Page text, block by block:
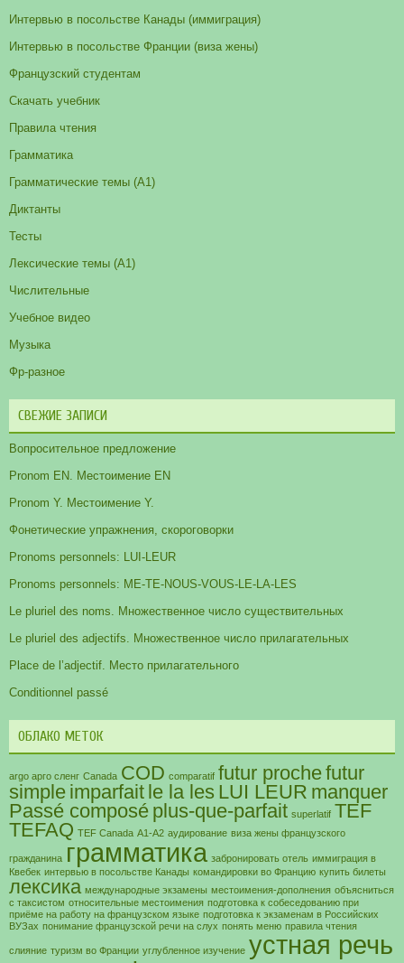
Интервью в посольстве Канады (иммиграция)
Интервью в посольстве Франции (виза жены)
Французский студентам
Скачать учебник
Правила чтения
Грамматика
Грамматические темы (A1)
Диктанты
Тесты
Лексические темы (А1)
Числительные
Учебное видео
Музыка
Фр-разное
СВЕЖИЕ ЗАПИСИ
Вопросительное предложение
Pronom EN. Местоимение EN
Pronom Y. Местоимение Y.
Фонетические упражнения, скороговорки
Pronoms personnels: LUI-LEUR
Pronoms personnels: ME-TE-NOUS-VOUS-LE-LA-LES
Le pluriel des noms. Множественное число существительных
Le pluriel des adjectifs. Множественное число прилагательных
Place de l’adjectif. Место прилагательного
Conditionnel passé
ОБЛАКО МЕТОК
argo арго сленг Canada COD comparatif futur prochefutur
simple imparfait le la les LUI LEUR manquer
Passé composé plus-que-parfait superlatif TEF
TEFAQ TEF Canada А1-А2 аудирование виза жены французского
гражданина грамматика забронировать отель иммиграция в
Квебек интервью в посольстве Канады командировки во Францию купить билеты
лексика международные экзамены местоимения-дополнения объясниться
с таксистом относительные местоимения подготовка к собеседованию при
приёме на работу на французском языке подготовка к экзаменам в Российских
ВУЗах понимание французской речи на слух понять меню правила чтения
слияние туризм во Франции углубленное изучение устная речь